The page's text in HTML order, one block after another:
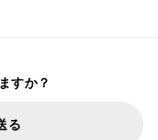
すか？
る